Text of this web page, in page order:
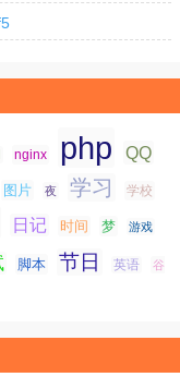
nginx php QQ
图片 夜 学习 学校
日记 时间 梦 游戏
脚本 节日 英语 谷